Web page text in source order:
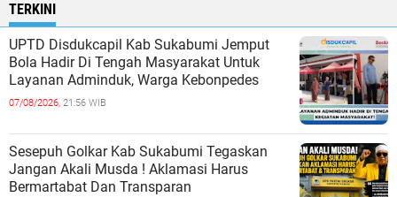
TERKINI
UPTD Disdukcapil Kab Sukabumi Jemput
Bola Hadir Di Tengah Masyarakat Untuk
Layanan Adminduk, Warga Kebonpedes
07/08/2026, 21:56 WIB
Sesepuh Golkar Kab Sukabumi Tegaskan
Jangan Akali Musda ! Aklamasi Harus
Bermartabat Dan Transparan